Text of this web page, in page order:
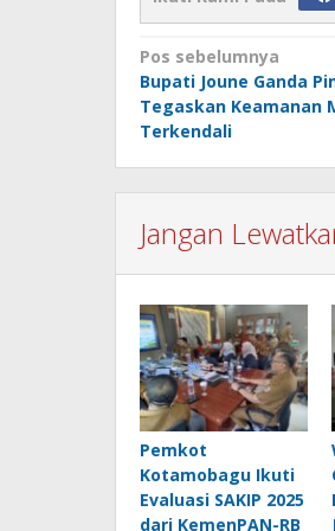
Navigasi
pos
Pos sebelumnya
Bupati Joune Ganda
Tegaskan Keamanan
Terkendali
Jangan
Pemkot
Kotamobagu Ikuti
Evaluasi SAKIP 2025
dari KemenPAN-RB